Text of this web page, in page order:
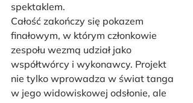
spektaklem.
Całość zakończy się pokazem
finałowym, w którym członkowie
zespołu wezmą udział jako
współtwórcy i wykonawcy. Projekt
nie tylko wprowadza w świat tanga
w jego widowiskowej odsłonie, ale